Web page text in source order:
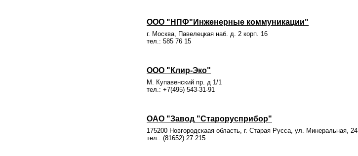
ООО "НПФ"Инженерные коммуникации"
г. Москва, Павелецкая наб. д. 2 корп. 16
тел.: 585 76 15
ООО "Клир-Эко"
М. Купавенский пр. д 1/1
тел.: +7(495) 543-31-91
ОАО "Завод "Старорусприбор"
175200 Новгородскаая область, г. Старая Русса, ул. Минеральная, 24
тел.: (81652) 27 215